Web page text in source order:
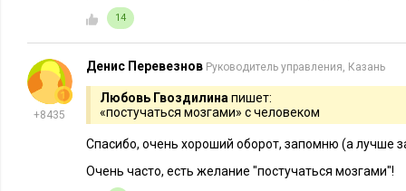
14
+8435
Денис Перевезнов Руководитель управления, Казань
Любовь Гвоздилина пишет:
«постучаться мозгами» с человеком
Спасибо, очень хороший оборот, запомню (а лучше
Очень часто, есть желание "постучаться мозгами"!